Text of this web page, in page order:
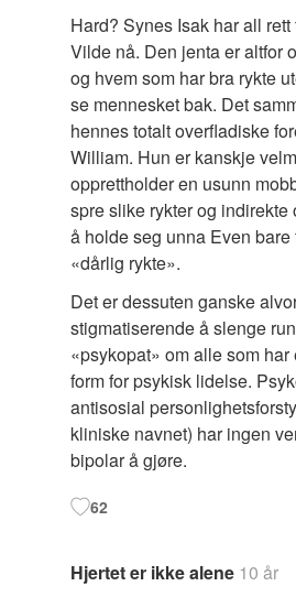
Hard? Synes Isak har all
Vilde nå. Den jenta er altfor
og hvem som har bra rykte
se mennesket bak. Det
hennes totalt overfladiske
William. Hun er kanskje
opprettholder en usunn
spre slike rykter og indirekte
å holde seg unna Even bare
«dårlig rykte».
Det er dessuten ganske
stigmatiserende å slenge
«psykopat» om alle som
form for psykisk lidelse.
antisosial
kliniske navnet) har ingen
bipolar å gjøre.
62
Hjertet er ikke alene 10 år